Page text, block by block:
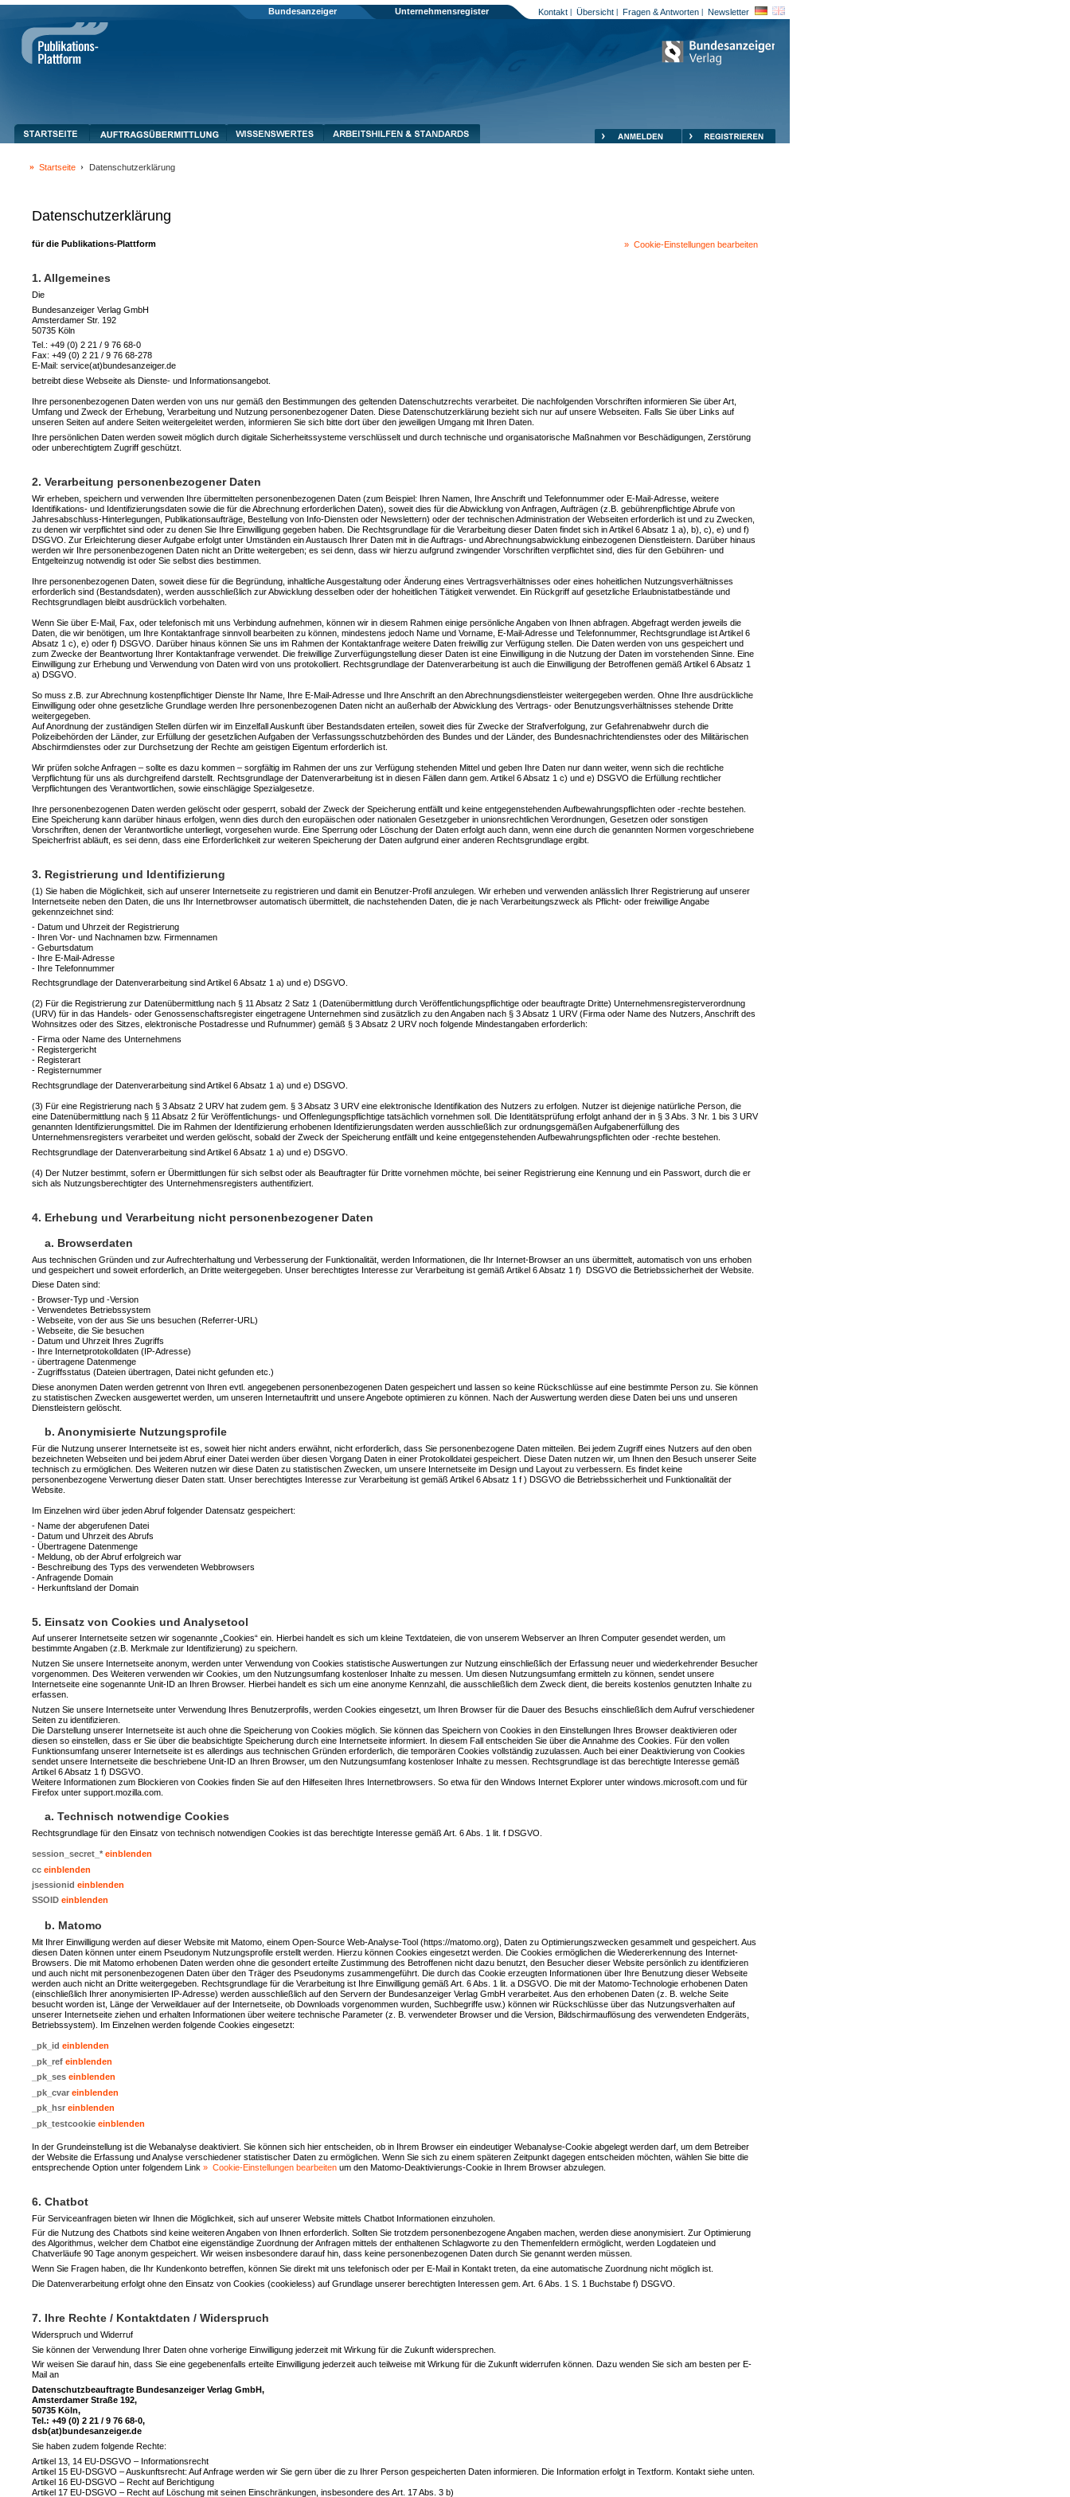
Kontakt Übersicht Fragen & Antworten Newsletter
Bundesanzeiger Unternehmensregister
Startseite Datenschutzerklärung
Datenschutzerklärung
Cookie-Einstellungen bearbeiten
für die Publikations-Plattform
1. Allgemeines
Die
Bundesanzeiger Verlag GmbH
Amsterdamer Str. 192
50735 Köln
Tel.: +49 (0) 2 21 / 9 76 68-0
Fax: +49 (0) 2 21 / 9 76 68-278
E-Mail: service(at)bundesanzeiger.de
betreibt diese Webseite als Dienste- und Informationsangebot.
Ihre personenbezogenen Daten werden von uns nur gemäß den Bestimmungen des geltenden Datenschutzrechts verarbeitet. Die nachfolgenden Vorschriften informieren Sie über Art,
Umfang und Zweck der Erhebung, Verarbeitung und Nutzung personenbezogener Daten. Diese Datenschutzerklärung bezieht sich nur auf unsere Webseiten. Falls Sie über Links auf
unseren Seiten auf andere Seiten weitergeleitet werden, informieren Sie sich bitte dort über den jeweiligen Umgang mit Ihren Daten.
Ihre persönlichen Daten werden soweit möglich durch digitale Sicherheitssysteme verschlüsselt und durch technische und organisatorische Maßnahmen vor Beschädigungen, Zerstörung
oder unberechtigtem Zugriff geschützt.
2. Verarbeitung personenbezogener Daten
Wir erheben, speichern und verwenden Ihre übermittelten personenbezogenen Daten (zum Beispiel: Ihren Namen, Ihre Anschrift und Telefonnummer oder E-Mail-Adresse, weitere
Identifikations- und Identifizierungsdaten sowie die für die Abrechnung erforderlichen Daten), soweit dies für die Abwicklung von Anfragen, Aufträgen (z.B. gebührenpflichtige Abrufe von
Jahresabschluss-Hinterlegungen, Publikationsaufträge, Bestellung von Info-Diensten oder Newslettern) oder der technischen Administration der Webseiten erforderlich ist und zu Zwecken,
zu denen wir verpflichtet sind oder zu denen Sie Ihre Einwilligung gegeben haben. Die Rechtsgrundlage für die Verarbeitung dieser Daten findet sich in Artikel 6 Absatz 1 a), b), c), e) und f)
DSGVO. Zur Erleichterung dieser Aufgabe erfolgt unter Umständen ein Austausch Ihrer Daten mit in die Auftrags- und Abrechnungsabwicklung einbezogenen Dienstleistern. Darüber hinaus
werden wir Ihre personenbezogenen Daten nicht an Dritte weitergeben; es sei denn, dass wir hierzu aufgrund zwingender Vorschriften verpflichtet sind, dies für den Gebühren- und
Entgelteinzug notwendig ist oder Sie selbst dies bestimmen.
Ihre personenbezogenen Daten, soweit diese für die Begründung, inhaltliche Ausgestaltung oder Änderung eines Vertragsverhältnisses oder eines hoheitlichen Nutzungsverhältnisses
erforderlich sind (Bestandsdaten), werden ausschließlich zur Abwicklung desselben oder der hoheitlichen Tätigkeit verwendet. Ein Rückgriff auf gesetzliche Erlaubnistatbestände und
Rechtsgrundlagen bleibt ausdrücklich vorbehalten.
Wenn Sie über E-Mail, Fax, oder telefonisch mit uns Verbindung aufnehmen, können wir in diesem Rahmen einige persönliche Angaben von Ihnen abfragen. Abgefragt werden jeweils die
Daten, die wir benötigen, um Ihre Kontaktanfrage sinnvoll bearbeiten zu können, mindestens jedoch Name und Vorname, E-Mail-Adresse und Telefonnummer, Rechtsgrundlage ist Artikel 6
Absatz 1 c), e) oder f) DSGVO. Darüber hinaus können Sie uns im Rahmen der Kontaktanfrage weitere Daten freiwillig zur Verfügung stellen. Die Daten werden von uns gespeichert und
zum Zwecke der Beantwortung Ihrer Kontaktanfrage verwendet. Die freiwillige Zurverfügungstellung dieser Daten ist eine Einwilligung in die Nutzung der Daten im vorstehenden Sinne. Eine
Einwilligung zur Erhebung und Verwendung von Daten wird von uns protokolliert. Rechtsgrundlage der Datenverarbeitung ist auch die Einwilligung der Betroffenen gemäß Artikel 6 Absatz 1
a) DSGVO.
So muss z.B. zur Abrechnung kostenpflichtiger Dienste Ihr Name, Ihre E-Mail-Adresse und Ihre Anschrift an den Abrechnungsdienstleister weitergegeben werden. Ohne Ihre ausdrückliche
Einwilligung oder ohne gesetzliche Grundlage werden Ihre personenbezogenen Daten nicht an außerhalb der Abwicklung des Vertrags- oder Benutzungsverhältnisses stehende Dritte
weitergegeben.
Auf Anordnung der zuständigen Stellen dürfen wir im Einzelfall Auskunft über Bestandsdaten erteilen, soweit dies für Zwecke der Strafverfolgung, zur Gefahrenabwehr durch die
Polizeibehörden der Länder, zur Erfüllung der gesetzlichen Aufgaben der Verfassungsschutzbehörden des Bundes und der Länder, des Bundesnachrichtendienstes oder des Militärischen
Abschirmdienstes oder zur Durchsetzung der Rechte am geistigen Eigentum erforderlich ist.
Wir prüfen solche Anfragen – sollte es dazu kommen – sorgfältig im Rahmen der uns zur Verfügung stehenden Mittel und geben Ihre Daten nur dann weiter, wenn sich die rechtliche
Verpflichtung für uns als durchgreifend darstellt. Rechtsgrundlage der Datenverarbeitung ist in diesen Fällen dann gem. Artikel 6 Absatz 1 c) und e) DSGVO die Erfüllung rechtlicher
Verpflichtungen des Verantwortlichen, sowie einschlägige Spezialgesetze.
Ihre personenbezogenen Daten werden gelöscht oder gesperrt, sobald der Zweck der Speicherung entfällt und keine entgegenstehenden Aufbewahrungspflichten oder -rechte bestehen.
Eine Speicherung kann darüber hinaus erfolgen, wenn dies durch den europäischen oder nationalen Gesetzgeber in unionsrechtlichen Verordnungen, Gesetzen oder sonstigen
Vorschriften, denen der Verantwortliche unterliegt, vorgesehen wurde. Eine Sperrung oder Löschung der Daten erfolgt auch dann, wenn eine durch die genannten Normen vorgeschriebene
Speicherfrist abläuft, es sei denn, dass eine Erforderlichkeit zur weiteren Speicherung der Daten aufgrund einer anderen Rechtsgrundlage ergibt.
3. Registrierung und Identifizierung
(1) Sie haben die Möglichkeit, sich auf unserer Internetseite zu registrieren und damit ein Benutzer-Profil anzulegen. Wir erheben und verwenden anlässlich Ihrer Registrierung auf unserer
Internetseite neben den Daten, die uns Ihr Internetbrowser automatisch übermittelt, die nachstehenden Daten, die je nach Verarbeitungszweck als Pflicht- oder freiwillige Angabe
gekennzeichnet sind:
- Datum und Uhrzeit der Registrierung
- Ihren Vor- und Nachnamen bzw. Firmennamen
- Geburtsdatum
- Ihre E-Mail-Adresse
- Ihre Telefonnummer
Rechtsgrundlage der Datenverarbeitung sind Artikel 6 Absatz 1 a) und e) DSGVO.
(2) Für die Registrierung zur Datenübermittlung nach § 11 Absatz 2 Satz 1 (Datenübermittlung durch Veröffentlichungspflichtige oder beauftragte Dritte) Unternehmensregisterverordnung
(URV) für in das Handels- oder Genossenschaftsregister eingetragene Unternehmen sind zusätzlich zu den Angaben nach § 3 Absatz 1 URV (Firma oder Name des Nutzers, Anschrift des
Wohnsitzes oder des Sitzes, elektronische Postadresse und Rufnummer) gemäß § 3 Absatz 2 URV noch folgende Mindestangaben erforderlich:
- Firma oder Name des Unternehmens
- Registergericht
- Registerart
- Registernummer
Rechtsgrundlage der Datenverarbeitung sind Artikel 6 Absatz 1 a) und e) DSGVO.
(3) Für eine Registrierung nach § 3 Absatz 2 URV hat zudem gem. § 3 Absatz 3 URV eine elektronische Identifikation des Nutzers zu erfolgen. Nutzer ist diejenige natürliche Person, die
eine Datenübermittlung nach § 11 Absatz 2 für Veröffentlichungs- und Offenlegungspflichtige tatsächlich vornehmen soll. Die Identitätsprüfung erfolgt anhand der in § 3 Abs. 3 Nr. 1 bis 3 URV
genannten Identifizierungsmittel. Die im Rahmen der Identifizierung erhobenen Identifizierungsdaten werden ausschließlich zur ordnungsgemäßen Aufgabenerfüllung des
Unternehmensregisters verarbeitet und werden gelöscht, sobald der Zweck der Speicherung entfällt und keine entgegenstehenden Aufbewahrungspflichten oder -rechte bestehen.
Rechtsgrundlage der Datenverarbeitung sind Artikel 6 Absatz 1 a) und e) DSGVO.
(4) Der Nutzer bestimmt, sofern er Übermittlungen für sich selbst oder als Beauftragter für Dritte vornehmen möchte, bei seiner Registrierung eine Kennung und ein Passwort, durch die er
sich als Nutzungsberechtigter des Unternehmensregisters authentifiziert.
4. Erhebung und Verarbeitung nicht personenbezogener Daten
a. Browserdaten
Aus technischen Gründen und zur Aufrechterhaltung und Verbesserung der Funktionalität, werden Informationen, die Ihr Internet-Browser an uns übermittelt, automatisch von uns erhoben
und gespeichert und soweit erforderlich, an Dritte weitergegeben. Unser berechtigtes Interesse zur Verarbeitung ist gemäß Artikel 6 Absatz 1 f) DSGVO die Betriebssicherheit der Website.
Diese Daten sind:
- Browser-Typ und -Version
- Verwendetes Betriebssystem
- Webseite, von der aus Sie uns besuchen (Referrer-URL)
- Webseite, die Sie besuchen
- Datum und Uhrzeit Ihres Zugriffs
- Ihre Internetprotokolldaten (IP-Adresse)
- übertragene Datenmenge
- Zugriffsstatus (Dateien übertragen, Datei nicht gefunden etc.)
Diese anonymen Daten werden getrennt von Ihren evtl. angegebenen personenbezogenen Daten gespeichert und lassen so keine Rückschlüsse auf eine bestimmte Person zu. Sie können
zu statistischen Zwecken ausgewertet werden, um unseren Internetauftritt und unsere Angebote optimieren zu können. Nach der Auswertung werden diese Daten bei uns und unseren
Dienstleistern gelöscht.
b. Anonymisierte Nutzungsprofile
Für die Nutzung unserer Internetseite ist es, soweit hier nicht anders erwähnt, nicht erforderlich, dass Sie personenbezogene Daten mitteilen. Bei jedem Zugriff eines Nutzers auf den oben
bezeichneten Webseiten und bei jedem Abruf einer Datei werden über diesen Vorgang Daten in einer Protokolldatei gespeichert. Diese Daten nutzen wir, um Ihnen den Besuch unserer Seite
technisch zu ermöglichen. Des Weiteren nutzen wir diese Daten zu statistischen Zwecken, um unsere Internetseite im Design und Layout zu verbessern. Es findet keine
personenbezogene Verwertung dieser Daten statt. Unser berechtigtes Interesse zur Verarbeitung ist gemäß Artikel 6 Absatz 1 f ) DSGVO die Betriebssicherheit und Funktionalität der
Website.
Im Einzelnen wird über jeden Abruf folgender Datensatz gespeichert:
- Name der abgerufenen Datei
- Datum und Uhrzeit des Abrufs
- Übertragene Datenmenge
- Meldung, ob der Abruf erfolgreich war
- Beschreibung des Typs des verwendeten Webbrowsers
- Anfragende Domain
- Herkunftsland der Domain
5. Einsatz von Cookies und Analysetool
Auf unserer Internetseite setzen wir sogenannte „Cookies“ ein. Hierbei handelt es sich um kleine Textdateien, die von unserem Webserver an Ihren Computer gesendet werden, um
bestimmte Angaben (z.B. Merkmale zur Identifizierung) zu speichern.
Nutzen Sie unsere Internetseite anonym, werden unter Verwendung von Cookies statistische Auswertungen zur Nutzung einschließlich der Erfassung neuer und wiederkehrender Besucher
vorgenommen. Des Weiteren verwenden wir Cookies, um den Nutzungsumfang kostenloser Inhalte zu messen. Um diesen Nutzungsumfang ermitteln zu können, sendet unsere
Internetseite eine sogenannte Unit-ID an Ihren Browser. Hierbei handelt es sich um eine anonyme Kennzahl, die ausschließlich dem Zweck dient, die bereits kostenlos genutzten Inhalte zu
erfassen.
Nutzen Sie unsere Internetseite unter Verwendung Ihres Benutzerprofils, werden Cookies eingesetzt, um Ihren Browser für die Dauer des Besuchs einschließlich dem Aufruf verschiedener
Seiten zu identifizieren.
Die Darstellung unserer Internetseite ist auch ohne die Speicherung von Cookies möglich. Sie können das Speichern von Cookies in den Einstellungen Ihres Browser deaktivieren oder
diesen so einstellen, dass er Sie über die beabsichtigte Speicherung durch eine Internetseite informiert. In diesem Fall entscheiden Sie über die Annahme des Cookies. Für den vollen
Funktionsumfang unserer Internetseite ist es allerdings aus technischen Gründen erforderlich, die temporären Cookies vollständig zuzulassen. Auch bei einer Deaktivierung von Cookies
sendet unsere Internetseite die beschriebene Unit-ID an Ihren Browser, um den Nutzungsumfang kostenloser Inhalte zu messen. Rechtsgrundlage ist das berechtigte Interesse gemäß
Artikel 6 Absatz 1 f) DSGVO.
Weitere Informationen zum Blockieren von Cookies finden Sie auf den Hilfeseiten Ihres Internetbrowsers. So etwa für den Windows Internet Explorer unter windows.microsoft.com und für
Firefox unter support.mozilla.com.
a. Technisch notwendige Cookies
Rechtsgrundlage für den Einsatz von technisch notwendigen Cookies ist das berechtigte Interesse gemäß Art. 6 Abs. 1 lit. f DSGVO.
session_secret_* einblenden
cc einblenden
jsessionid einblenden
SSOID einblenden
b. Matomo
Mit Ihrer Einwilligung werden auf dieser Website mit Matomo, einem Open-Source Web-Analyse-Tool (https://matomo.org), Daten zu Optimierungszwecken gesammelt und gespeichert. Aus
diesen Daten können unter einem Pseudonym Nutzungsprofile erstellt werden. Hierzu können Cookies eingesetzt werden. Die Cookies ermöglichen die Wiedererkennung des Internet-
Browsers. Die mit Matomo erhobenen Daten werden ohne die gesondert erteilte Zustimmung des Betroffenen nicht dazu benutzt, den Besucher dieser Website persönlich zu identifizieren
und auch nicht mit personenbezogenen Daten über den Träger des Pseudonyms zusammengeführt. Die durch das Cookie erzeugten Informationen über Ihre Benutzung dieser Webseite
werden auch nicht an Dritte weitergegeben. Rechtsgrundlage für die Verarbeitung ist Ihre Einwilligung gemäß Art. 6 Abs. 1 lit. a DSGVO. Die mit der Matomo-Technologie erhobenen Daten
(einschließlich Ihrer anonymisierten IP-Adresse) werden ausschließlich auf den Servern der Bundesanzeiger Verlag GmbH verarbeitet. Aus den erhobenen Daten (z. B. welche Seite
besucht worden ist, Länge der Verweildauer auf der Internetseite, ob Downloads vorgenommen wurden, Suchbegriffe usw.) können wir Rückschlüsse über das Nutzungsverhalten auf
unserer Internetseite ziehen und erhalten Informationen über weitere technische Parameter (z. B. verwendeter Browser und die Version, Bildschirmauflösung des verwendeten Endgeräts,
Betriebssystem). Im Einzelnen werden folgende Cookies eingesetzt:
_pk_id einblenden
_pk_ref einblenden
_pk_ses einblenden
_pk_cvar einblenden
_pk_hsr einblenden
_pk_testcookie einblenden
In der Grundeinstellung ist die Webanalyse deaktiviert. Sie können sich hier entscheiden, ob in Ihrem Browser ein eindeutiger Webanalyse-Cookie abgelegt werden darf, um dem Betreiber
der Website die Erfassung und Analyse verschiedener statistischer Daten zu ermöglichen. Wenn Sie sich zu einem späteren Zeitpunkt dagegen entscheiden möchten, wählen Sie bitte die
entsprechende Option unter folgendem Link
Cookie-Einstellungen bearbeiten um den Matomo-Deaktivierungs-Cookie in Ihrem Browser abzulegen.
6. Chatbot
Für Serviceanfragen bieten wir Ihnen die Möglichkeit, sich auf unserer Website mittels Chatbot Informationen einzuholen.
Für die Nutzung des Chatbots sind keine weiteren Angaben von Ihnen erforderlich. Sollten Sie trotzdem personenbezogene Angaben machen, werden diese anonymisiert. Zur Optimierung
des Algorithmus, welcher dem Chatbot eine eigenständige Zuordnung der Anfragen mittels der enthaltenen Schlagworte zu den Themenfeldern ermöglicht, werden Logdateien und
Chatverläufe 90 Tage anonym gespeichert. Wir weisen insbesondere darauf hin, dass keine personenbezogenen Daten durch Sie genannt werden müssen.
Wenn Sie Fragen haben, die Ihr Kundenkonto betreffen, können Sie direkt mit uns telefonisch oder per E-Mail in Kontakt treten, da eine automatische Zuordnung nicht möglich ist.
Die Datenverarbeitung erfolgt ohne den Einsatz von Cookies (cookieless) auf Grundlage unserer berechtigten Interessen gem. Art. 6 Abs. 1 S. 1 Buchstabe f) DSGVO.
7. Ihre Rechte / Kontaktdaten / Widerspruch
Widerspruch und Widerruf
Sie können der Verwendung Ihrer Daten ohne vorherige Einwilligung jederzeit mit Wirkung für die Zukunft widersprechen.
Wir weisen Sie darauf hin, dass Sie eine gegebenenfalls erteilte Einwilligung jederzeit auch teilweise mit Wirkung für die Zukunft widerrufen können. Dazu wenden Sie sich am besten per E-
Mail an
Datenschutzbeauftragte Bundesanzeiger Verlag GmbH,
Amsterdamer Straße 192,
50735 Köln,
Tel.: +49 (0) 2 21 / 9 76 68-0,
dsb(at)bundesanzeiger.de
Sie haben zudem folgende Rechte:
Artikel 13, 14 EU-DSGVO – Informationsrecht
Artikel 15 EU-DSGVO – Auskunftsrecht: Auf Anfrage werden wir Sie gern über die zu Ihrer Person gespeicherten Daten informieren. Die Information erfolgt in Textform. Kontakt siehe unten.
Artikel 16 EU-DSGVO – Recht auf Berichtigung
Artikel 17 EU-DSGVO – Recht auf Löschung mit seinen Einschränkungen, insbesondere des Art. 17 Abs. 3 b)